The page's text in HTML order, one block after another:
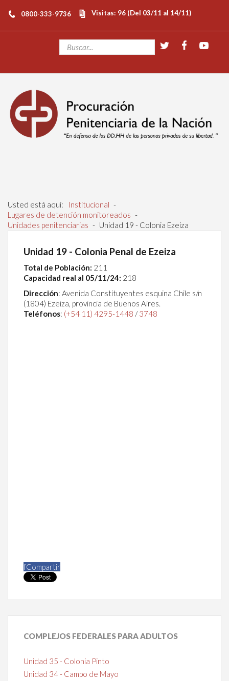
0800-333-9736 Visitas: 96 (Del 03/11 al 14/11)
Usted está aquí: Institucional -
Lugares de detención monitoreados -
Unidades penitenciarias - Unidad 19 - Colonia Ezeiza
Unidad 19 - Colonia Penal de Ezeiza
Total de Población: 211
Capacidad real al 05/11/24: 218
Dirección: Avenida Constituyentes esquina Chile s/n
(1804) Ezeiza, provincia de Buenos Aires.
Teléfonos: (+54 11) 4295-1448 /3748
fCompartir
COMPLEJOS FEDERALES PARA ADULTOS
Unidad 35 - Colonia Pinto
Unidad 34 - Campo de Mayo